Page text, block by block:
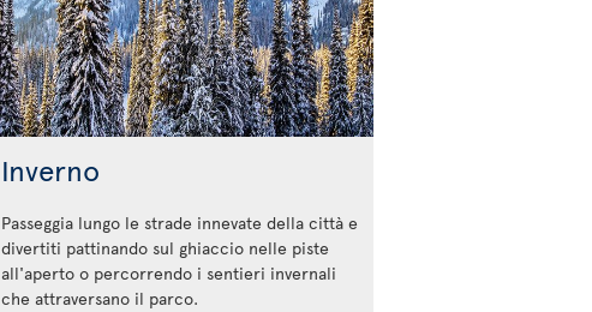
Inverno
Passeggia lungo le strade innevate della città e
divertiti pattinando sul ghiaccio nelle piste
all'aperto o percorrendo i sentieri invernali
che attraversano il parco.